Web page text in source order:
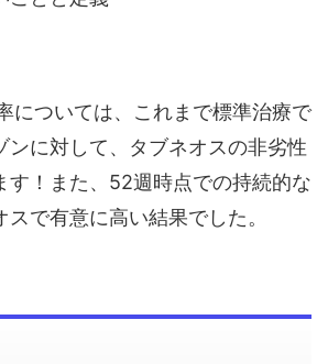
については、これまで標準治療で
ンに対して、タブネオスの非劣性
す！また、52週時点での持続的な
で有意に高い結果でした。